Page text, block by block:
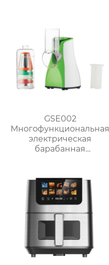
GSE002
Многофункциональная
электрическая
барабанная